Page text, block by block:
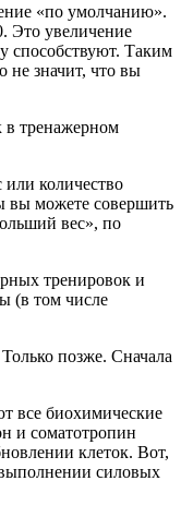
«по умолчанию».
Это увеличение
способствуют. Таким
не значит, что вы
в тренажерном
или количество
вы можете совершить
вес», по
тренировок и
(в том числе
Только позже. Сначала
все биохимические
и соматотропин
клеток. Вот,
силовых